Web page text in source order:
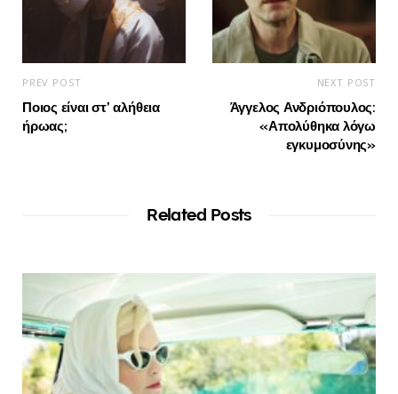
PREV POST
Ποιος είναι στ’ αλήθεια
ήρωας;
NEXT POST
Άγγελος Ανδριόπουλος:
«Απολύθηκα λόγω
εγκυμοσύνης»
Related Posts